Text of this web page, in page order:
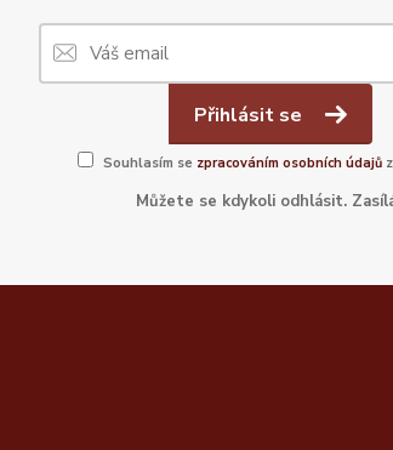
Přihlásit se
Souhlasím se zpracováním osobních údajů
Můžete se kdykoli odhlásit.